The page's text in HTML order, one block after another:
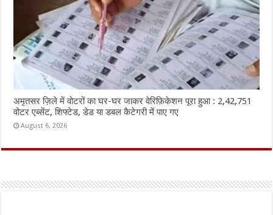
अमृतसर ज़िले में वोटरों का घर-घर जाकर वेरिफ़िकेशन पूरा हुआ : 2,42,751
वोटर एब्सेंट, शिफ्टेड, डेड या डबल कैटेगरी में पाए गए
August 6, 2026